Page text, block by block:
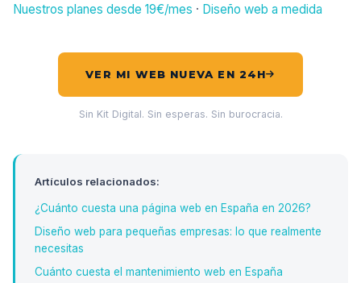
Nuestros planes desde 19€/mes · Diseño web a medida
VER MI WEB NUEVA EN 24H
Sin Kit Digital. Sin esperas. Sin burocracia.
Artículos relacionados:
¿Cuánto cuesta una página web en España en 2026?
Diseño web para pequeñas empresas: lo que realmente
necesitas
Cuánto cuesta el mantenimiento web en España